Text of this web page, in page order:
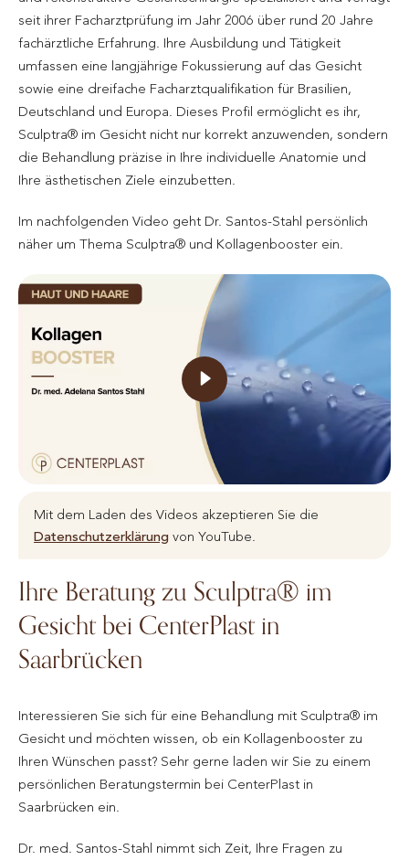
seit ihrer Facharztprüfung im Jahr 2006 über rund 20 Jahre
fachärztliche Erfahrung. Ihre Ausbildung und Tätigkeit
umfassen eine langjährige Fokussierung auf das Gesicht
sowie eine dreifache Facharztqualifikation für Brasilien,
Deutschland und Europa. Dieses Profil ermöglicht es ihr,
Sculptra® im Gesicht nicht nur korrekt anzuwenden, sondern
die Behandlung präzise in Ihre individuelle Anatomie und
Ihre ästhetischen Ziele einzubetten.
Im nachfolgenden Video geht Dr. Santos-Stahl persönlich
näher um Thema Sculptra® und Kollagenbooster ein.
Mit dem Laden des Videos akzeptieren Sie die
Datenschutzerklärung von YouTube.
Ihre Beratung zu Sculptra® im
Gesicht bei CenterPlast in
Saarbrücken
Interessieren Sie sich für eine Behandlung mit Sculptra® im
Gesicht und möchten wissen, ob ein Kollagenbooster zu
Ihren Wünschen passt? Sehr gerne laden wir Sie zu einem
persönlichen Beratungstermin bei CenterPlast in
Saarbrücken ein.
Dr. med. Santos-Stahl nimmt sich Zeit, Ihre Fragen zu